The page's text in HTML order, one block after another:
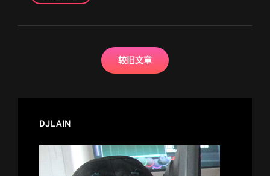
RECOIL
为
姬
较旧文章
DJLAIN